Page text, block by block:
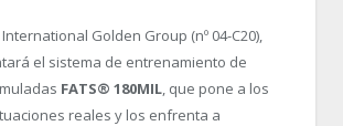
Golden Group (nº 04-C20),
el sistema de entrenamiento de
FATS® 180MIL , que pone a los
reales y los enfrenta a